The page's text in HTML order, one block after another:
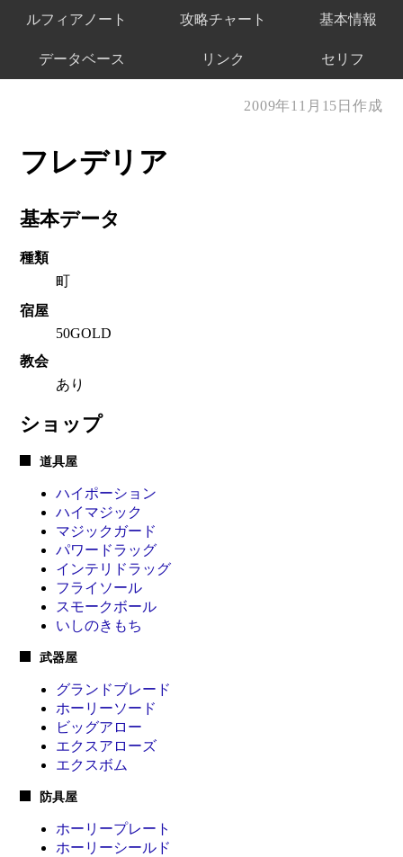
ルフィアノート 攻略チャート 基本情報
データベース リンク セリフ
2009年11月15日作成
フレデリア
基本データ
種類
町
宿屋
50GOLD
教会
あり
ショップ
道具屋
ハイポーション
ハイマジック
マジックガード
パワードラッグ
インテリドラッグ
フライソール
スモークボール
いしのきもち
武器屋
グランドブレード
ホーリーソード
ビッグアロー
エクスアローズ
エクスボム
防具屋
ホーリープレート
ホーリーシールド